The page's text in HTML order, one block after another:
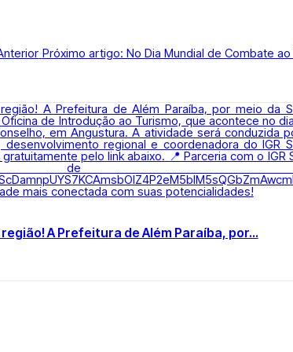
Próximo artigo: No Dia Mundial de Combate
A Prefeitura de Além Paraíba, por...